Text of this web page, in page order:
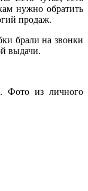
нужно обратить
продаж.
брали на звонки
выдачи.
Фото из личного